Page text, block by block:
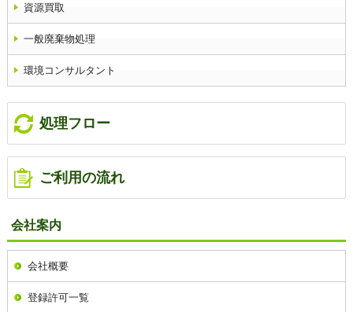
資源買取
一般廃棄物処理
環境コンサルタント
処理フロー
ご利用の流れ
会社案内
会社概要
登録許可一覧